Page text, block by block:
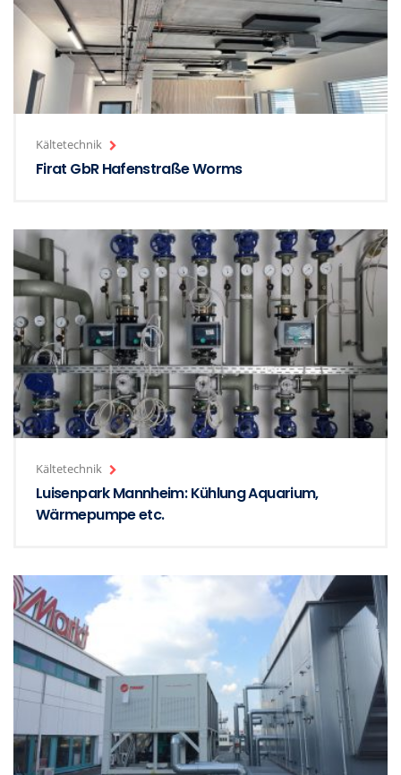
Kältetechnik
Firat GbR Hafenstraße Worms
Kältetechnik
Luisenpark Mannheim: Kühlung Aquarium,
Wärmepumpe etc.